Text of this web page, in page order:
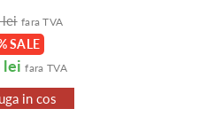
lei fara TVA
SALE
lei fara TVA
in cos